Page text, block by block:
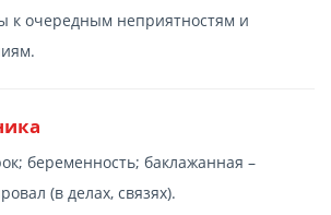
к очередным неприятностям и
беременность; баклажанная –
(в делах, связях).